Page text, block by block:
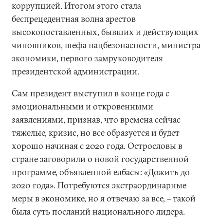
коррупцией. Итогом этого стала
беспрецедентная волна арестов
высокопоставленных, бывших и действующих
чиновников, шефа нацбезопасности, министра
экономики, первого замруководителя
президентской администрации.
Сам президент выступил в конце года с
эмоциональными и откровенными
заявлениями, признав, что времена сейчас
тяжелые, кризис, но все образуется и будет
хорошо начиная с 2020 года. Острословы в
стране заговорили о новой государственной
программе, объявленной елбасы: «Дожить до
2020 года». Потребуются экстраординарные
меры в экономике, но я отвечаю за все, – такой
была суть посланий национального лидера.